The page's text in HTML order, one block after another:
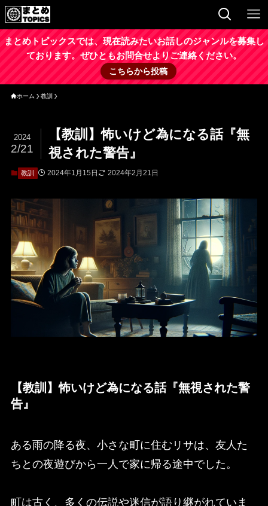
まとめトピックスでは、現在読みたいお話しのジャンルを募集し
ております。ぜひともお問合せよりご連絡ください。
こちらから投稿
ホーム 教訓
【教訓】怖いけど為になる話『無
視された警告』
2024
2/21
教訓 2024年1月15日 2024年2月21日
【教訓】怖いけど為になる話『無視された警
告』
ある雨の降る夜、小さな町に住むリサは、友人た
ちとの夜遊びから一人で家に帰る途中でした。
町は古く、多くの伝説や迷信が語り継がれていま